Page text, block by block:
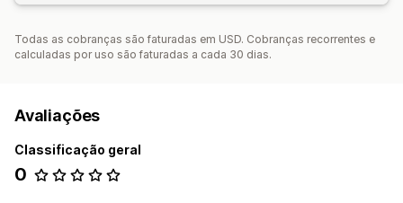
Todas as cobranças são faturadas em USD. Cobranças recorrentes e
calculadas por uso são faturadas a cada 30 dias.
Avaliações
Classificação geral
0